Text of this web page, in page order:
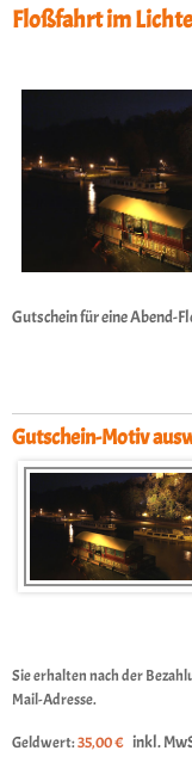
ERLEBNISTOUREN
ZURÜCK ZUR
Floßfahrt im
Gutschein für eine Abend-
Gutschein-Motiv
Sie erhalten nach der
Mail-Adresse.
Geldwert:35,00 € inkl.